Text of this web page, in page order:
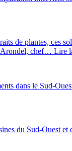
de plantes, ces
Arondel, chef… Lire
dans le Sud-
du Sud-Ouest